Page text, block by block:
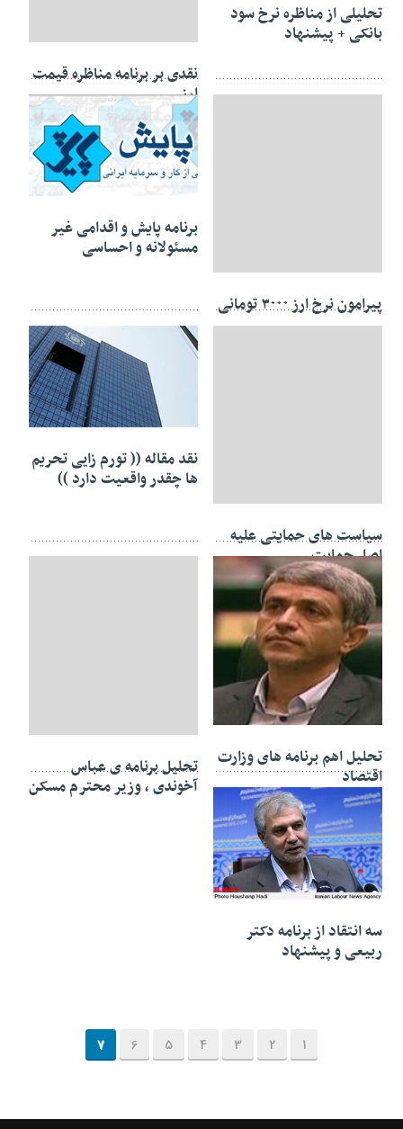
تحلیلی از مناظره نرخ سود
بانکی + پیشنهاد
نقدی بر برنامه مناظره قیمت
ارز
پیرامون نرخ ارز ۳۰۰۰ تومانی
برنامه پایش و اقدامی غیر
مسئولانه و احساسی
سیاست های حمایتی علیه
اصل حمایت
نقد مقاله (( تورم زایی تحریم
ها چقدر واقعیت دارد ))
تحلیل اهم برنامه های وزارت
اقتصاد تحلیل برنامه ی عباس
آخوندی ، وزیر محترم مسکن
۲۶ مرداد ۱۳۹۲
سه انتقاد از برنامه دکتر
ربیعی و پیشنهاد
1
2
3
4
5
6
7